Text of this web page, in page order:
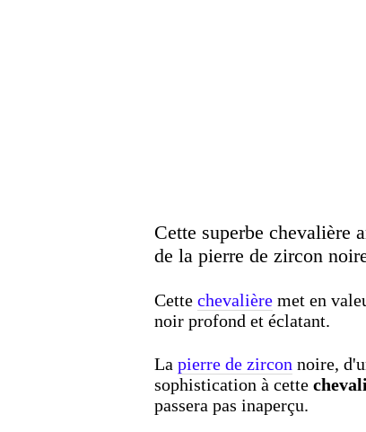
Cette superbe chevalière
de la pierre de zircon
Cette chevalière met en
noir profond et éclatant.
La pierre de zircon noire,
sophistication à cette
passera pas inaperçu.